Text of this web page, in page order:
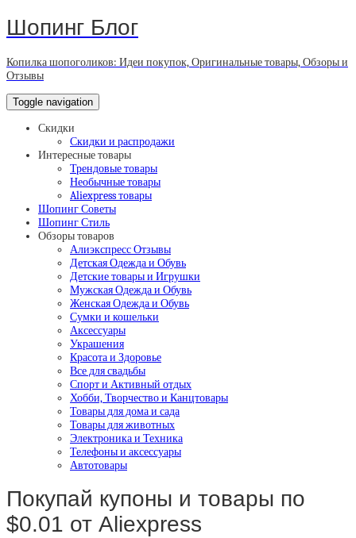
Шопинг Блог
Копилка шопоголиков: Идеи покупок, Оригинальные товары, Обзоры и
Отзывы
Toggle navigation
Скидки
Скидки и распродажи
Интересные товары
Трендовые товары
Необычные товары
Aliexpress товары
Шопинг Советы
Шопинг Стиль
Обзоры товаров
Алиэкспресс Отзывы
Детская Одежда и Обувь
Детские товары и Игрушки
Мужская Одежда и Обувь
Женская Одежда и Обувь
Сумки и кошельки
Аксессуары
Украшения
Красота и Здоровье
Все для свадьбы
Спорт и Активный отдых
Хобби, Творчество и Канцтовары
Товары для дома и сада
Товары для животных
Электроника и Техника
Телефоны и аксессуары
Автотовары
Покупай купоны и товары по
$0.01 от Aliexpress